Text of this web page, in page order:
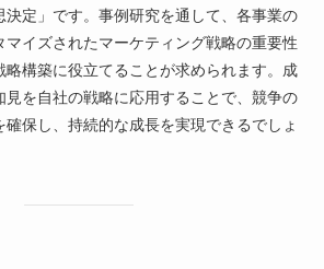
決定」です。事例研究を通して、各事業の
イズされたマーケティング戦略の重要性
略構築に役立てることが求められます。成
見を自社の戦略に応用することで、競争の
保し、持続的な成長を実現できるでしょ